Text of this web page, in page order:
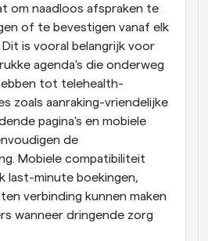
om naadloos afspraken te
of te bevestigen vanaf elk
Dit is vooral belangrijk voor
agenda's die onderweg
tot telehealth-
zoals aanraking-vriendelijke
pagina's en mobiele
de
Mobiele compatibiliteit
last-minute boekingen,
verbinding kunnen maken
wanneer dringende zorg